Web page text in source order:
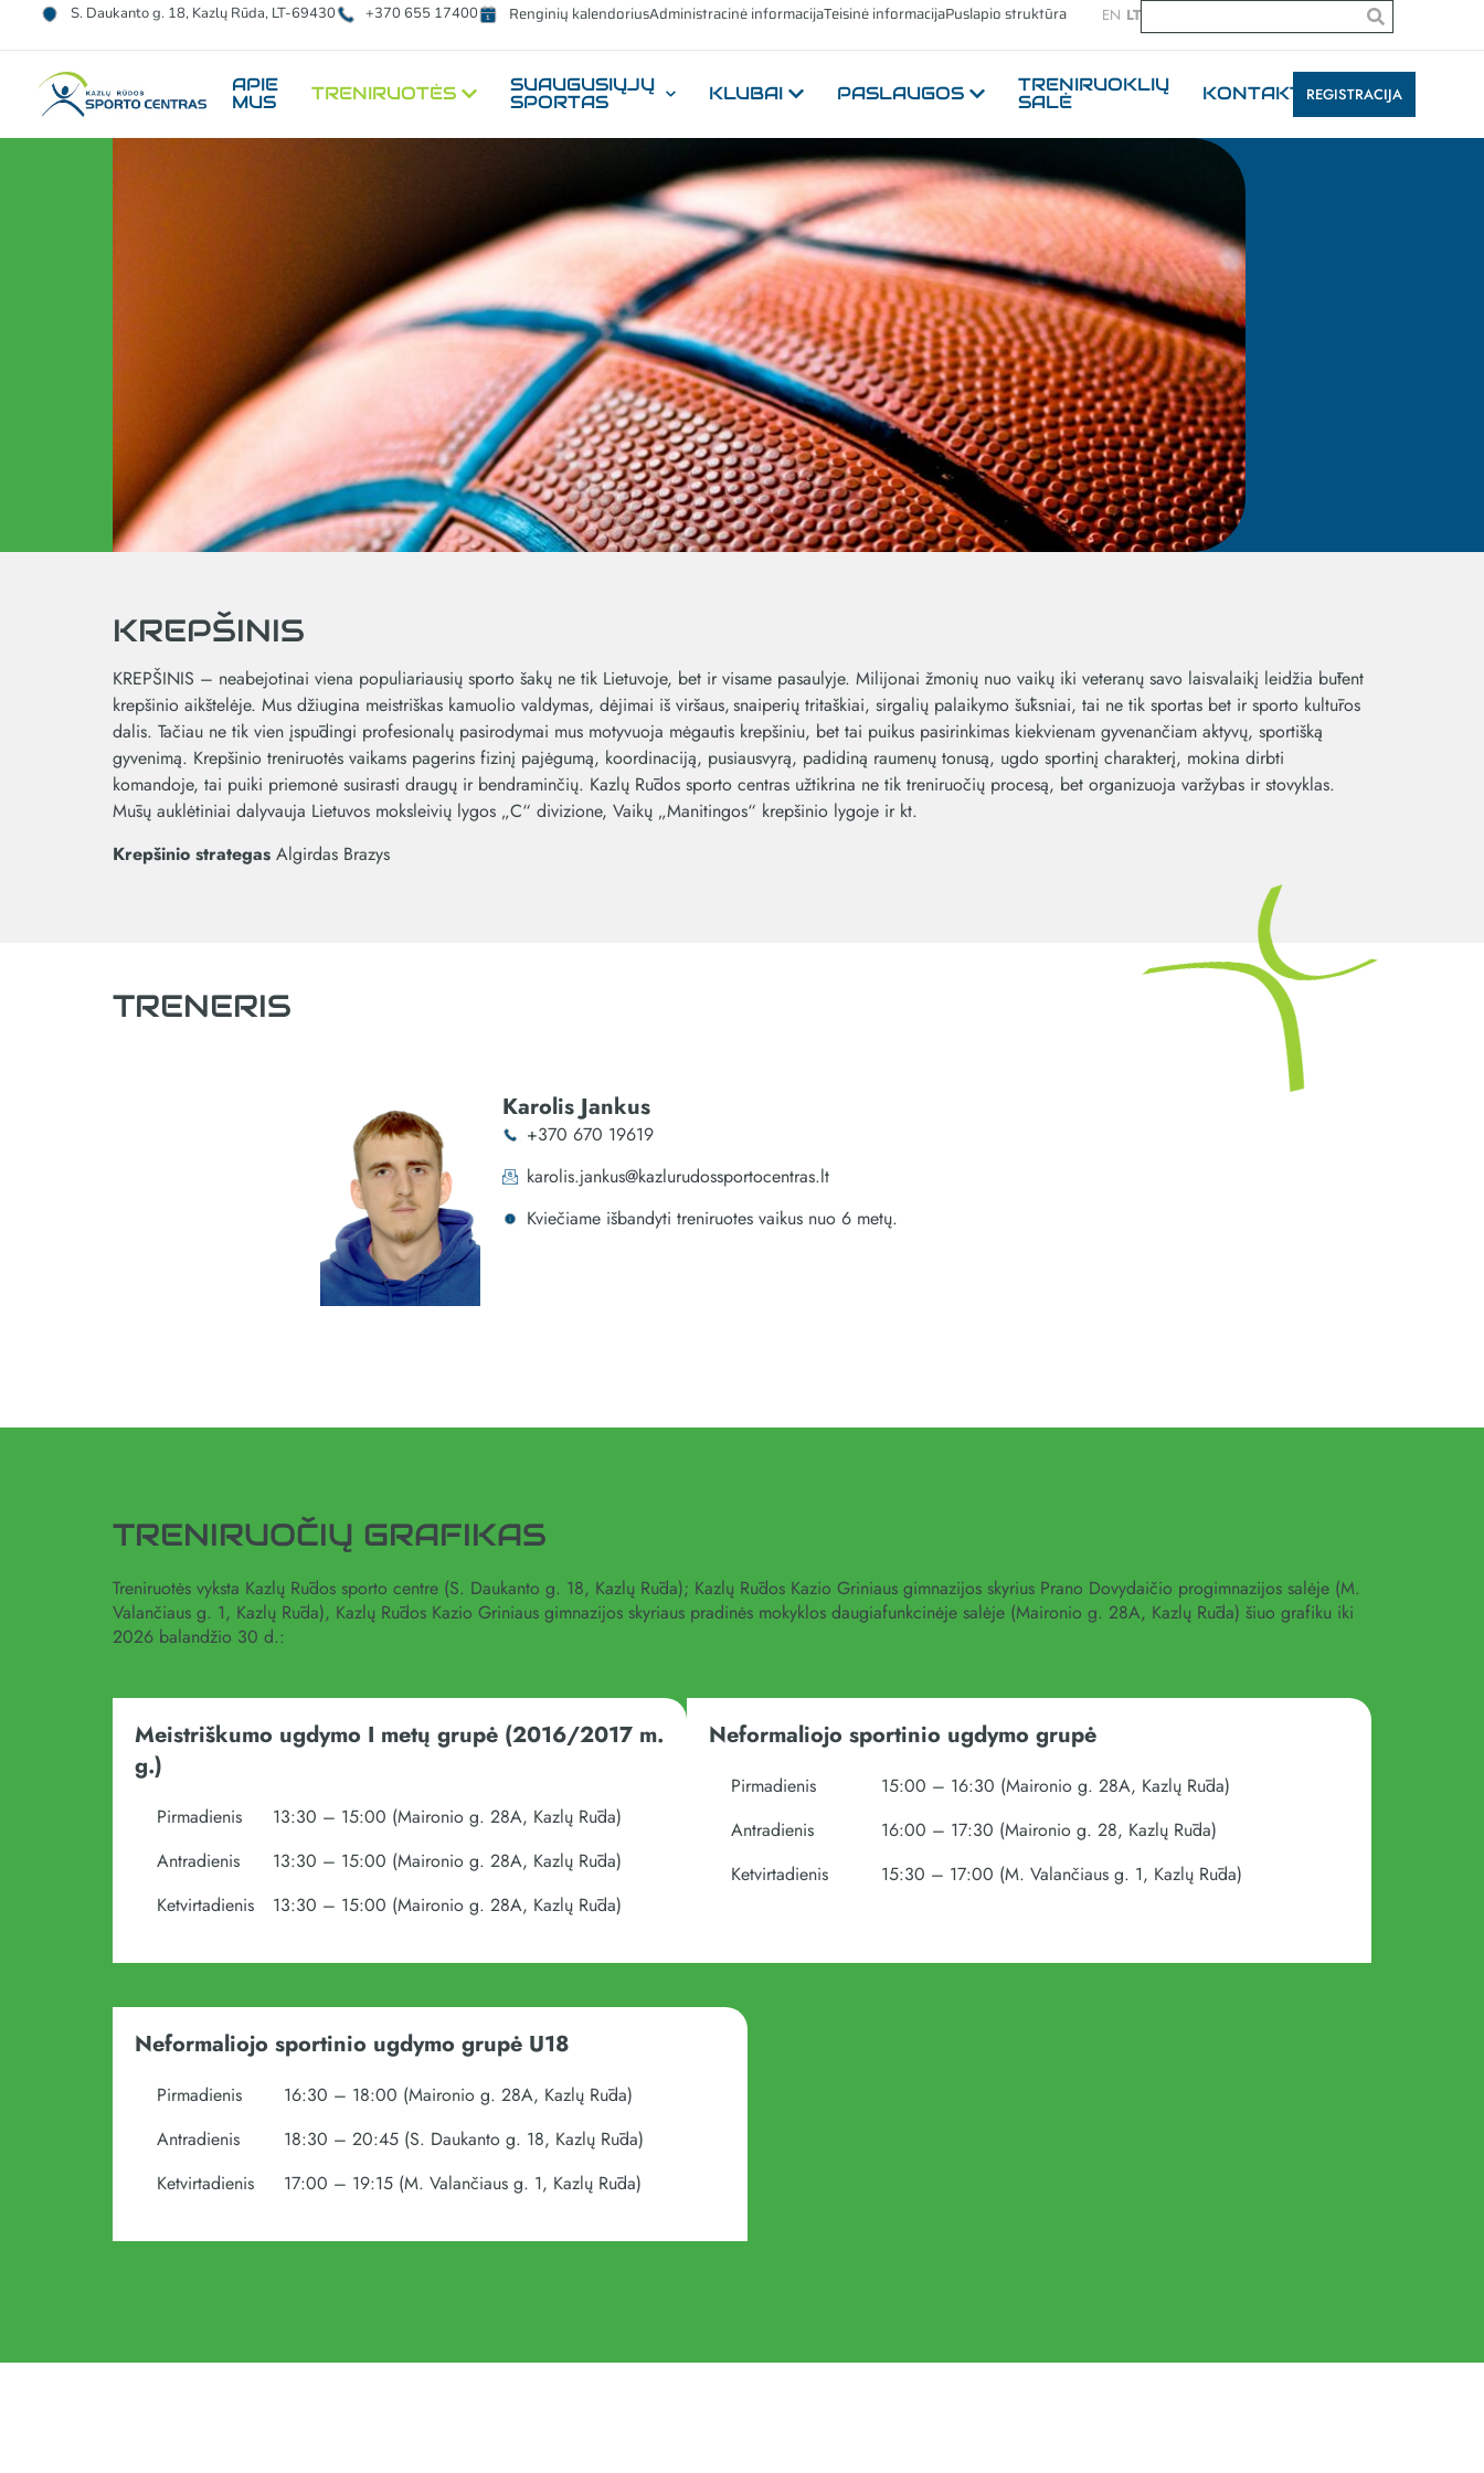
S. Daukanto g. 18, Kazlų Rūda, LT-69430 +370 655 17400 Renginių kalendoriusAdministracinė informacijaTeisinė informacijaPuslapio struktūra EN LT
APIE
MUS TRENIRUOTĖS SUAUGUSIŲJŲ
SPORTAS KLUBAI PASLAUGOS TRENIRUOKLIŲ
SALĖ KONTAKTAIREGISTRACIJA
KREPŠINIS
KREPŠINIS – neabejotinai viena populiariausių sporto šakų ne tik Lietuvoje, bet ir visame pasaulyje. Milijonai žmonių nuo vaikų iki veteranų savo laisvalaikį leidžia būtent
krepšinio aikštelėje. Mus džiugina meistriškas kamuolio valdymas, dėjimai iš viršaus, snaiperių tritaškiai, sirgalių palaikymo šūksniai, tai ne tik sportas bet ir sporto kultūros
dalis. Tačiau ne tik vien įspūdingi profesionalų pasirodymai mus motyvuoja mėgautis krepšiniu, bet tai puikus pasirinkimas kiekvienam gyvenančiam aktyvų, sportišką
gyvenimą. Krepšinio treniruotės vaikams pagerins fizinį pajėgumą, koordinaciją, pusiausvyrą, padidiną raumenų tonusą, ugdo sportinį charakterį, mokina dirbti
komandoje, tai puiki priemonė susirasti draugų ir bendraminčių. Kazlų Rūdos sporto centras užtikrina ne tik treniruočių procesą, bet organizuoja varžybas ir stovyklas.
Mūsų auklėtiniai dalyvauja Lietuvos moksleivių lygos „C“ divizione, Vaikų „Manitingos“ krepšinio lygoje ir kt.
Krepšinio strategas Algirdas Brazys
TRENERIS
Karolis Jankus
+370 670 19619
karolis.jankus@kazlurudossportocentras.lt
Kviečiame išbandyti treniruotes vaikus nuo 6 metų.
TRENIRUOČIŲ GRAFIKAS
Treniruotės vyksta Kazlų Rūdos sporto centre (S. Daukanto g. 18, Kazlų Rūda); Kazlų Rūdos Kazio Griniaus gimnazijos skyrius Prano Dovydaičio progimnazijos salėje (M.
Valančiaus g. 1, Kazlų Rūda), Kazlų Rūdos Kazio Griniaus gimnazijos skyriaus pradinės mokyklos daugiafunkcinėje salėje (Maironio g. 28A, Kazlų Rūda) šiuo grafiku iki
2026 balandžio 30 d.:
Meistriškumo ugdymo I metų grupė (2016/2017 m.
g.)
Pirmadienis
Antradienis
Ketvirtadienis
13:30 – 15:00 (Maironio g. 28A, Kazlų Rūda)
13:30 – 15:00 (Maironio g. 28A, Kazlų Rūda)
13:30 – 15:00 (Maironio g. 28A, Kazlų Rūda)
Neformaliojo sportinio ugdymo grupė
Pirmadienis
Antradienis
Ketvirtadienis
15:00 – 16:30 (Maironio g. 28A, Kazlų Rūda)
16:00 – 17:30 (Maironio g. 28, Kazlų Rūda)
15:30 – 17:00 (M. Valančiaus g. 1, Kazlų Rūda)
Neformaliojo sportinio ugdymo grupė U18
Pirmadienis
Antradienis
Ketvirtadienis
16:30 – 18:00 (Maironio g. 28A, Kazlų Rūda)
18:30 – 20:45 (S. Daukanto g. 18, Kazlų Rūda)
17:00 – 19:15 (M. Valančiaus g. 1, Kazlų Rūda)